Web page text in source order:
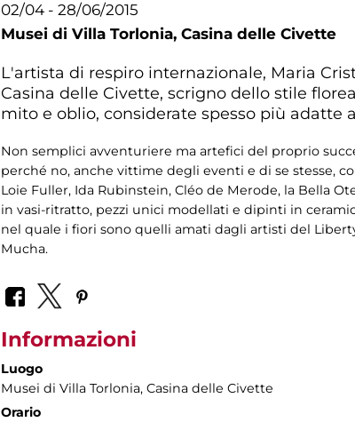
02/04 - 28/06/2015
Musei di Villa Torlonia, Casina delle Civette
L'artista di respiro internazionale, Maria
Casina delle Civette, scrigno dello stile
mito e oblio, considerate spesso più adatte
Non semplici avventuriere ma artefici del proprio
perché no, anche vittime degli eventi e di se stesse,
Loie Fuller, Ida Rubinstein, Cléo de Merode, la Bella
in vasi-ritratto, pezzi unici modellati e dipinti in
nel quale i fiori sono quelli amati dagli artisti del
Mucha.
Informazioni
Luogo
Musei di Villa Torlonia, Casina delle Civette
Orario